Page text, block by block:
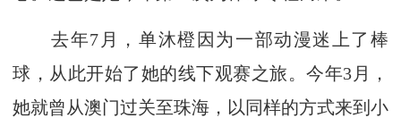
去年7月，单沐橙因为一部动漫迷上了棒
球，从此开始了她的线下观赛之旅。今年3月，
她就曾从澳门过关至珠海，以同样的方式来到小